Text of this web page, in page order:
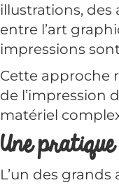
illustrations, des
entre l’art
impressions
Cette approche
de l’impression
matériel
Une
L’un des grands